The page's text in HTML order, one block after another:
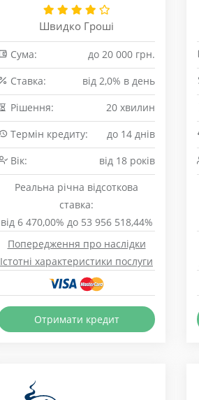
Швидко Гроші
Сума:
до 20 000 грн.
Cтавка:
від 2,0% в день
Рішення:
20 хвилин
Термін кредиту:
до 14 днів
Вік:
від 18 років
Реальна річна відсоткова
ставка:
від 6 470,00% до 53 956 518,44%
Попередження про наслідки
Істотні характеристики послуги
Отримати кредит